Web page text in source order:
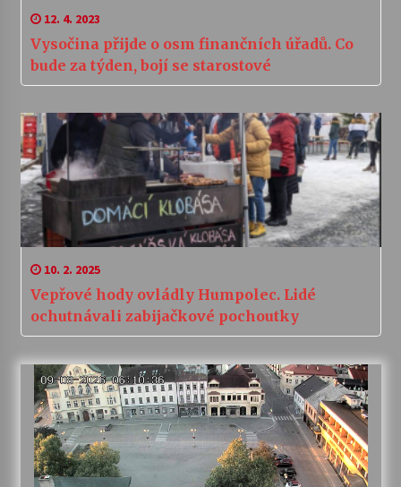
12. 4. 2023
Vysočina přijde o osm finančních úřadů. Co
bude za týden, bojí se starostové
10. 2. 2025
Vepřové hody ovládly Humpolec. Lidé
ochutnávali zabijačkové pochoutky